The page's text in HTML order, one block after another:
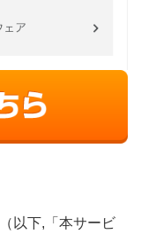
以下,「本サービ